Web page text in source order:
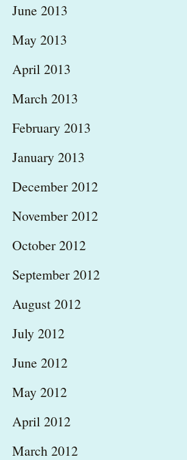
June 2013
May 2013
April 2013
March 2013
February 2013
January 2013
December 2012
November 2012
October 2012
September 2012
August 2012
July 2012
June 2012
May 2012
April 2012
March 2012